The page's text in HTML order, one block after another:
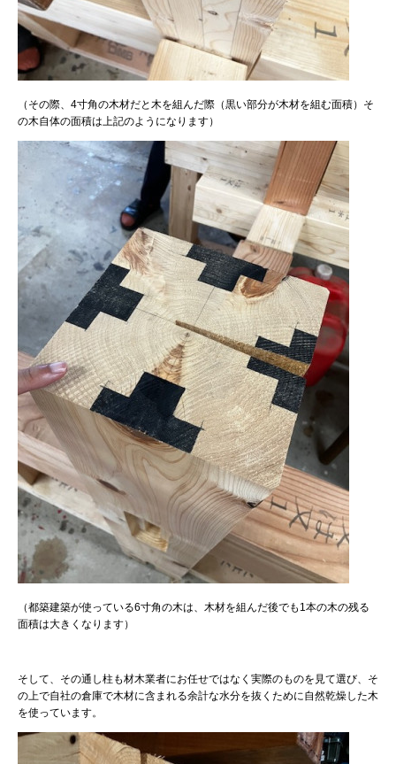
（その際、4寸角の木材だと木を組んだ際（黒い部分が木材を組む面積）そ
の木自体の面積は上記のようになります）
（都築建築が使っている6寸角の木は、木材を組んだ後でも1本の木の残る
面積は大きくなります）
そして、その通し柱も材木業者にお任せではなく実際のものを見て選び、そ
の上で自社の倉庫で木材に含まれる余計な水分を抜くために自然乾燥した木
を使っています。